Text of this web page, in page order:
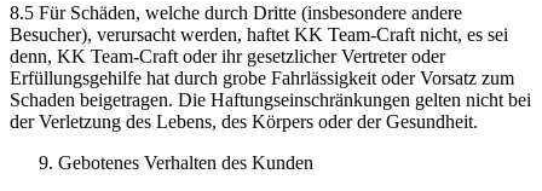
8.5 Für Schäden, welche durch Dritte (insbesondere andere
Besucher), verursacht werden, haftet KK Team-Craft nicht, es sei
denn, KK Team-Craft oder ihr gesetzlicher Vertreter oder
Erfüllungsgehilfe hat durch grobe Fahrlässigkeit oder Vorsatz zum
Schaden beigetragen. Die Haftungseinschränkungen gelten nicht bei
der Verletzung des Lebens, des Körpers oder der Gesundheit.
Gebotenes Verhalten des Kunden